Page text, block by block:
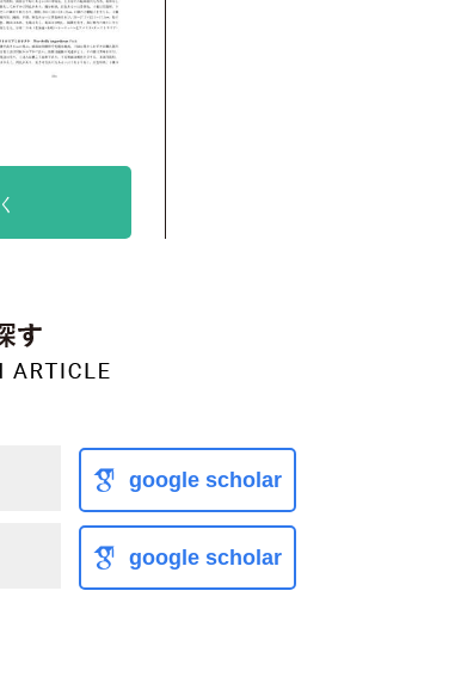
google scholar
google scholar